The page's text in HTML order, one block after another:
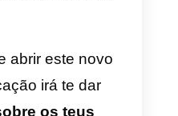
de
no Telegram